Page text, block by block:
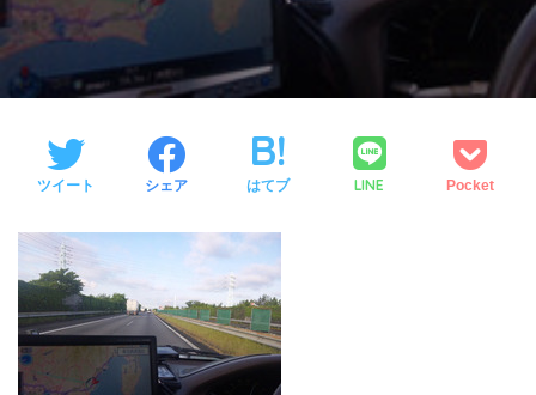
ツイート シェア はてブ LINE Pocket